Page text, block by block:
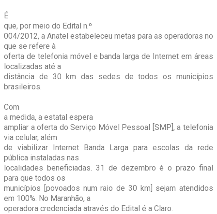
É
que, por meio do Edital n.º
004/2012, a Anatel estabeleceu metas para as operadoras no
que se refere à
oferta de telefonia móvel e banda larga de Internet em áreas
localizadas até a
distância de 30 km das sedes de todos os municípios
brasileiros.
Com
a medida, a estatal espera
ampliar a oferta do Serviço Móvel Pessoal [SMP], a telefonia
via celular, além
de viabilizar Internet Banda Larga para escolas da rede
pública instaladas nas
localidades beneficiadas. 31 de dezembro é o prazo final
para que todos os
municípios [povoados num raio de 30 km] sejam atendidos
em 100%. No Maranhão, a
operadora credenciada através do Edital é a Claro.